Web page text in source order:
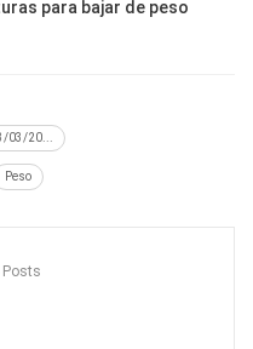
para bajar de peso
03/20...
Peso